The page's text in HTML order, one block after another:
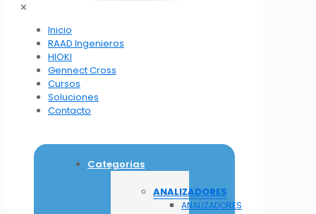
✕
Inicio
RAAD Ingenieros
HIOKI
Gennect Cross
Cursos
Soluciones
Contacto
Categorias
ANALIZADORES
ANALIZADORES